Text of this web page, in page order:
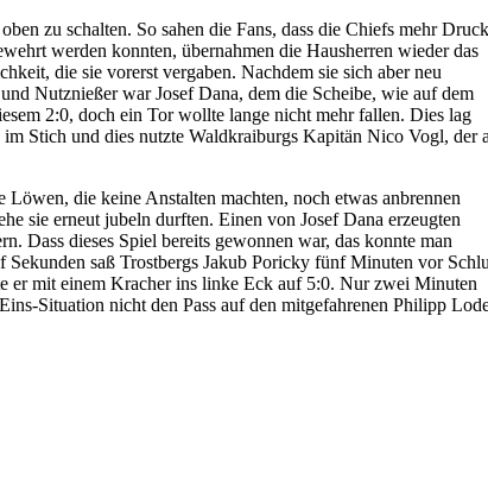
zu schalten. So sahen die Fans, dass die Chiefs mehr
werden konnten, übernahmen die Hausherren wieder das
die sie vorerst vergaben. Nachdem sie sich aber neu
Nutznießer war Josef Dana, dem die Scheibe, wie auf dem
2:0, doch ein Tor wollte lange nicht mehr fallen. Dies lag
Stich und dies nutzte Waldkraiburgs Kapitän Nico Vogl, der
die keine Anstalten machten, noch etwas anbrennen
sie erneut jubeln durften. Einen von Josef Dana erzeugten
Dass dieses Spiel bereits gewonnen war, das konnte man
saß Trostbergs Jakub Poricky fünf Minuten vor
er mit einem Kracher ins linke Eck auf 5:0. Nur zwei Minuten
Situation nicht den Pass auf den mitgefahrenen Philipp